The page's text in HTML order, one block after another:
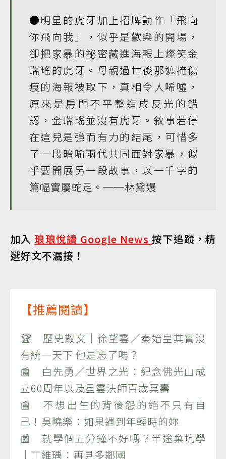
●明星的虎牙加上招牌動作「飛向
你飛向我」，似乎是歡樂的開場，
卻把家暴的祕密藏進海報上燦笑金
瑞瑤的虎牙。母親過世後那遮掩傷
痕的海報被取下，真相令人唏噓，
原來是房門不平整造成反光的錯
認，金瑞瑤並沒有虎牙。敘事若停
在這兒是強而有力的結尾，可惜多
了一段暗喻兩代共同面對家暴，似
乎要開展另一段故事，以一千字的
篇幅實屬蛇足。──林黛嫚
加入琅琅悅讀 Google News按下追蹤，精
選好文不漏接！
【推薦閱讀】
🏆 歷史散文｜徐望雲／秦始皇其實沒
有統一天下 他是忘了嗎？
📰 白先勇／世界之光：紀念佛光山成
立60周年以及星雲法師百歲冥壽
📰 不想出生的背後怨的絕不只有自
己！吳曉樂：如果遇到年輕時的妳
📰 就學個五分鐘不好嗎？半途棄坑學
｜丁維瑀：再見多鄰國